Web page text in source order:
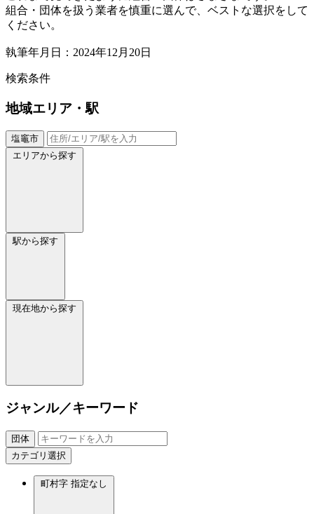
組合・団体を扱う業者を慎重に選んで、ベストな選択をして
ください。
執筆年月日：2024年12月20日
検索条件
地域エリア・駅
塩竈市
エリアから探す
駅から探す
現在地から探す
ジャンル／キーワード
団体
カテゴリ選択
町村字 指定なし